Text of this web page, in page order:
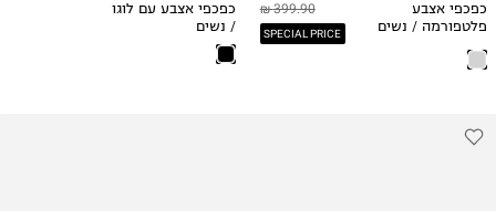
399.90 ₪
SPECIAL PRICE
כפכפי אצבע
פלטפורמה / נשים
כפכפי אצבע עם לוגו
/ נשים